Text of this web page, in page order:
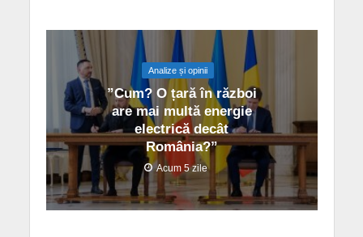
Analize și opinii
”Cum? O țară în război
are mai multă energie
electrică decât
România?”
Acum 5 zile